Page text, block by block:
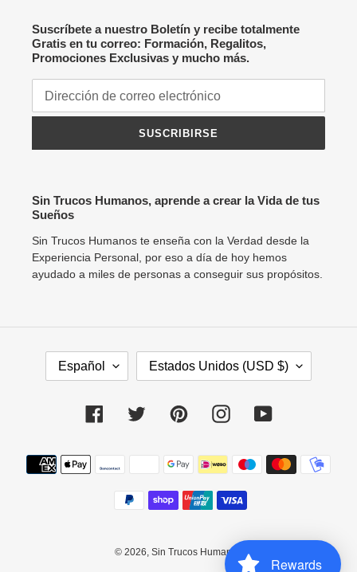
Suscríbete a nuestro Boletín y recibe totalmente
Gratis en tu correo: Formación, Regalitos,
Promociones Exclusivas y mucho más.
SUSCRIBIRSE
Sin Trucos Humanos, aprende a crear la Vida de tus
Sueños
Sin Trucos Humanos te enseña con la Verdad desde la
Experiencia Personal, por eso a día de hoy hemos
ayudado a miles de personas a conseguir sus propósitos.
Español
S
/
E
G
I
Ó
Estados Unidos (USD $)
FacebookTwitter PinterestInstagramYouTube
Métodos
de
pago
© 2026, Sin Trucos Humanos
Rewards